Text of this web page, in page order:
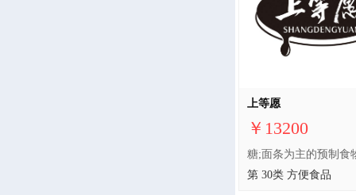
上等愿
￥13200
第 30类 方便食品